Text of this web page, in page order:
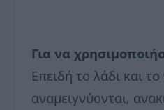
Για να
Επειδή το λάδι και
αναμειγνύονται,